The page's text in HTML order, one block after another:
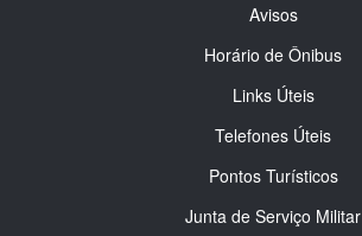
Avisos
Horário de Ônibus
Links Úteis
Telefones Úteis
Pontos Turísticos
Junta de Serviço Militar